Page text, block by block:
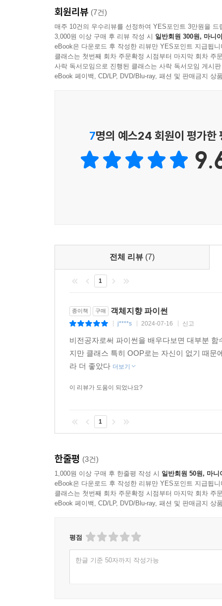
- 캡슐화, 다형성, 상속 등 객체지향 프로그래밍의
- 객체 관리자 객체를 사용하여 여러 객체 생성 및
- 파이게임으로 GUI 프로그램 만들기
- 캡슐화를 사용하여 클라이언트 코드에서 객체 내
- 다형성을 사용하여 하나의 인터페이스를 정의하
회원리뷰 (7건)
매주 10건의 우수리뷰를 선정하여 YES포인트 3만원을 드
3,000원 이상 구매 후 리뷰 작성 시 일반회원 300원, 마니
eBook은 다운로드 후 작성한 리뷰만 YES포인트 지급됩니
클래스는 첫번째 회차 주문확정 시점부터 마지막 회차 주
사락 독서모임으로 진행된 클래스는 사락 독서모임 게시
eBook 페이백, CD/LP, DVD/Blu-ray, 패션 및 판매금지 상
7명의 예스24 회원이 평가한
전체 리뷰 (7)
1
종이책 구매 객체지향 파이썬
j****s 2024-07-16 신고
비전공자로써 파이썬을 배우다보면 대부분
지만 클래스 특히 OOP로는 자신이 없기 때문
라 더 좋았다 더보기
이 리뷰가 도움이 되었나요?
1
한줄평 (3건)
1,000원 이상 구매 후 한줄평 작성 시 일반회원 50원, 마니
eBook은 다운로드 후 작성한 리뷰만 YES포인트 지급됩니
클래스는 첫번째 회차 주문확정 시점부터 마지막 회차 주
eBook 페이백, CD/LP, DVD/Blu-ray, 패션 및 판매금지 상
평점
한글 기준 50자까지 작성가능